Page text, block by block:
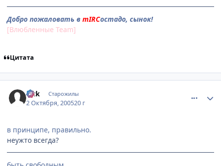
Добро пожаловать в mIRCостадо, сынок!
[Влюбленные Team]
Цитата
vick Старожилы
2 Октября, 200520 г
в принципе, правильно.
неужто всегда?